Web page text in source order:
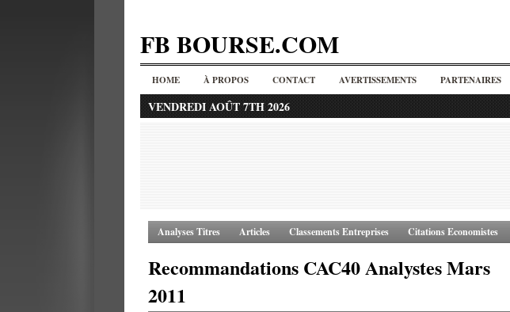
FB BOURSE.COM
HOME À PROPOS CONTACT AVERTISSEMENTS PARTENAIRES
VENDREDI AOÛT 7TH 2026
Analyses Titres Articles Classements Entreprises Citations Economistes
Recommandations CAC40 Analystes Mars
2011